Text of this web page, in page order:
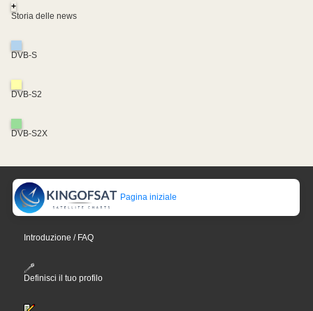
+
Storia delle news
DVB-S
DVB-S2
DVB-S2X
Pagina iniziale
Introduzione / FAQ
Definisci il tuo profilo